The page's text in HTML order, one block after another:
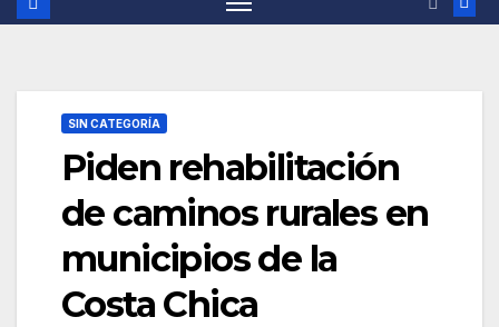
SIN CATEGORÍA
Piden rehabilitación
de caminos rurales en
municipios de la
Costa Chica